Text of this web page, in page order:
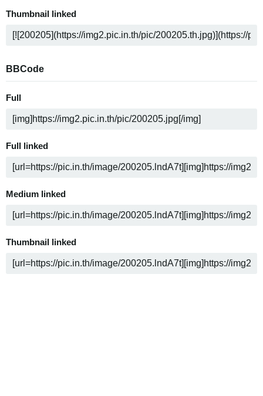
Thumbnail linked
BBCode
Full
Full linked
Medium linked
Thumbnail linked